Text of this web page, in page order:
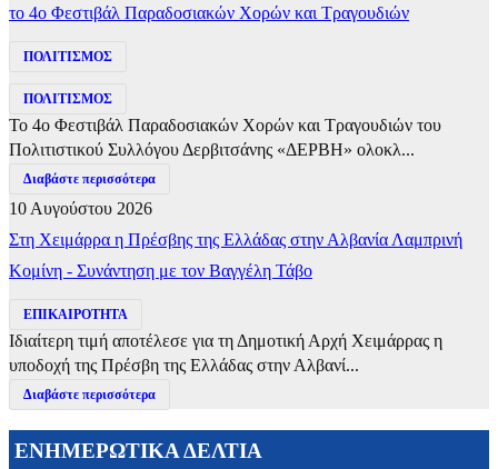
το 4ο Φεστιβάλ Παραδοσιακών Χορών και Τραγουδιών
ΠΟΛΙΤΙΣΜΟΣ
ΠΟΛΙΤΙΣΜΟΣ
Το 4ο Φεστιβάλ Παραδοσιακών Χορών και Τραγουδιών του
Πολιτιστικού Συλλόγου Δερβιτσάνης «ΔΕΡΒΗ» ολοκλ...
Διαβάστε περισσότερα
10 Αυγούστου 2026
Στη Χειμάρρα η Πρέσβης της Ελλάδας στην Αλβανία Λαμπρινή
Κομίνη - Συνάντηση με τον Βαγγέλη Τάβο
ΕΠΙΚΑΙΡΟΤΗΤΑ
Ιδιαίτερη τιμή αποτέλεσε για τη Δημοτική Αρχή Χειμάρρας η
υποδοχή της Πρέσβη της Ελλάδας στην Αλβανί...
Διαβάστε περισσότερα
ΕΝΗΜΕΡΩΤΙΚΑ ΔΕΛΤΙΑ